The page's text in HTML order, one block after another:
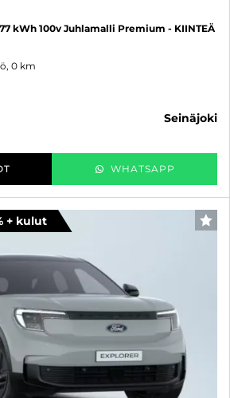
kWh 100v Juhlamalli Premium - KIINTEÄ
0 km
seinäjoki
WHATSAPP
+ kulut